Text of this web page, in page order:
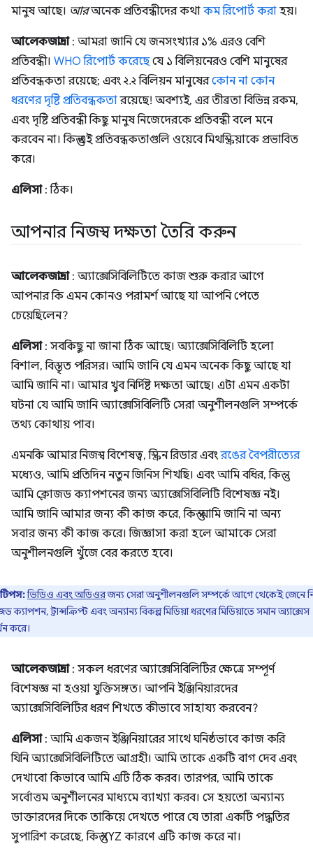
মানুষ আছে। আরঅনেক প্রতিবন্ধীদের কথা কম রিপোর্ট করা হয়।
আলেকজান্দ্রা: আমরা জানি যে জনসংখ্যার ১% এরও বেশি
প্রতিবন্ধী। WHO রিপোর্ট করেছেযে ১ বিলিয়নেরও বেশি মানুষের
প্রতিবন্ধকতা রয়েছে; এবং ২.২ বিলিয়ন মানুষেরকোন না কোন
ধরণের দৃষ্টি প্রতিবন্ধকতারয়েছে! অবশ্যই, এর তীব্রতা বিভিন্ন রকম,
এবং দৃষ্টি প্রতিবন্ধী কিছু মানুষ নিজেদেরকে প্রতিবন্ধী বলে মনে
করবেন না। কিন্তু এই প্রতিবন্ধকতাগুলি ওয়েবে মিথস্ক্রিয়াকে প্রভাবিত
করে।
এলিসা: ঠিক।
আপনার নিজস্ব দক্ষতা তৈরি করুন
আলেকজান্দ্রা: অ্যাক্সেসিবিলিটিতে কাজ শুরু করার আগে
আপনার কি এমন কোনও পরামর্শ আছে যা আপনি পেতে
চেয়েছিলেন?
এলিসা: সবকিছু না জানা ঠিক আছে। অ্যাক্সেসিবিলিটি হলো
বিশাল, বিস্তৃত পরিসর। আমি জানি যে এমন অনেক কিছু আছে যা
আমি জানি না। আমার খুব নির্দিষ্ট দক্ষতা আছে। এটা এমন একটা
ঘটনা যে আমি জানি অ্যাক্সেসিবিলিটি সেরা অনুশীলনগুলি সম্পর্কে
তথ্য কোথায় পাব।
এমনকি আমার নিজস্ব বিশেষত্ব, স্ক্রিন রিডার এবংরঙের বৈপরীত্যের
মধ্যেও, আমি প্রতিদিন নতুন জিনিস শিখছি। এবং আমি বধির, কিন্তু
আমি ক্লোজড ক্যাপশনের জন্য অ্যাক্সেসিবিলিটি বিশেষজ্ঞ নই।
আমি জানি আমার জন্য কী কাজ করে, কিন্তু আমি জানি না অন্য
সবার জন্য কী কাজ করে। জিজ্ঞাসা করা হলে আমাকে সেরা
অনুশীলনগুলি খুঁজে বের করতে হবে।
টিপস:ভিডিও এবং অডিওরজন্য সেরা অনুশীলনগুলি সম্পর্কে আগে থেকেই জেনে
ক্যাপশন, ট্রান্সক্রিপ্ট এবং অন্যান্য বিকল্প মিডিয়া ধরণের মিডিয়াতে সমান অ্যাক্সেস
করে।
আলেকজান্দ্রা: সকল ধরণের অ্যাক্সেসিবিলিটির ক্ষেত্রে সম্পূর্ণ
বিশেষজ্ঞ না হওয়া যুক্তিসঙ্গত। আপনি ইঞ্জিনিয়ারদের
অ্যাক্সেসিবিলিটির ধরণ শিখতে কীভাবে সাহায্য করবেন?
এলিসা: আমি একজন ইঞ্জিনিয়ারের সাথে ঘনিষ্ঠভাবে কাজ করি
যিনি অ্যাক্সেসিবিলিটিতে আগ্রহী। আমি তাকে একটি বাগ দেব এবং
দেখাবো কিভাবে আমি এটি ঠিক করব। তারপর, আমি তাকে
সর্বোত্তম অনুশীলনের মাধ্যমে ব্যাখ্যা করব। সে হয়তো অন্যান্য
ডাক্তারদের দিকে তাকিয়ে দেখতে পারে যে তারা একটি পদ্ধতির
সুপারিশ করেছে, কিন্তু XYZ কারণে এটি কাজ করে না।